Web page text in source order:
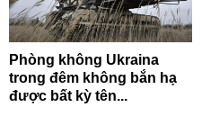
Phòng không Ukraina
trong đêm không bắn hạ
được bất kỳ tên...